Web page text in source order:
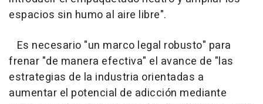
espacios sin humo al aire libre".
Es necesario "un marco legal robusto" para
frenar "de manera efectiva" el avance de "las
estrategias de la industria orientadas a
aumentar el potencial de adicción mediante